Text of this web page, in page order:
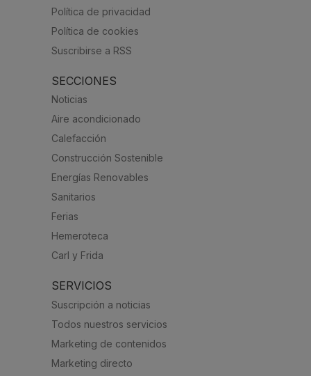
Política de privacidad
Política de cookies
Suscribirse a RSS
SECCIONES
Noticias
Aire acondicionado
Calefacción
Construcción Sostenible
Energías Renovables
Sanitarios
Ferias
Hemeroteca
Carl y Frida
SERVICIOS
Suscripción a noticias
Todos nuestros servicios
Marketing de contenidos
Marketing directo